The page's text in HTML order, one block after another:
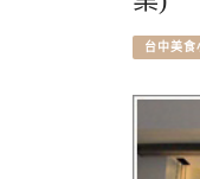
台中美食